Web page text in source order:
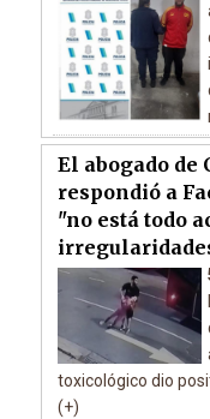
El abogado de
respondió a
"no está todo
toxicológico dio
(+)